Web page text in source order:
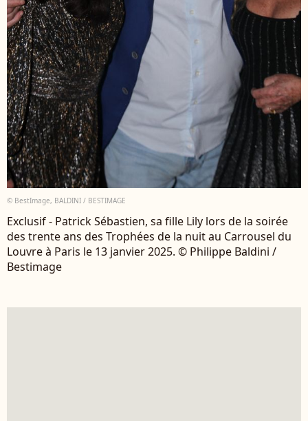
© BestImage, BALDINI / BESTIMAGE
Exclusif - Patrick Sébastien, sa fille Lily lors de la soirée
des trente ans des Trophées de la nuit au Carrousel du
Louvre à Paris le 13 janvier 2025. © Philippe Baldini /
Bestimage